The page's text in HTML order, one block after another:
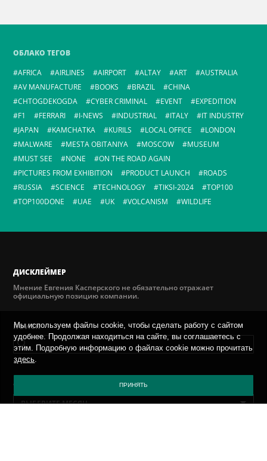
ОБЛАКО ТЕГОВ
AFRICA
AIRLINES AIRPORT ALTAY ART
AUSTRALIA
AV MANUFACTURE
BOOKS BRAZIL
CHINA
CHTOGDEKOGDA
CYBER CRIMINAL EVENT
EXPEDITION
F1
FERRARI I-NEWS INDUSTRIAL ITALY
IT INDUSTRY
JAPAN
KAMCHATKA KURILS LOCAL OFFICE
LONDON
MALWARE
MESTA OBITANIYA MOSCOW
MUSEUM
MUST SEE
NONE
ON THE ROAD AGAIN
PICTURES FROM EXHIBITION
PRODUCT LAUNCH
ROADS
RUSSIA
SCIENCE TECHNOLOGY TIKSI-2024
TOP100
TOP100DONE
UAE UK VOLCANISM WILDLIFE
ДИСКЛЕЙМЕР
Мнение Евгения Касперского не обязательно отражает
официальную позицию компании.
ПОИСК
AРХИВ
ВЫБЕРИТЕ МЕСЯЦ
Мы используем файлы cookie, чтобы сделать работу с сайтом
удобнее. Продолжая находиться на сайте, вы соглашаетесь с
этим. Подробную информацию о файлах cookie можно прочитать
здесь.
ПРИНЯТЬ